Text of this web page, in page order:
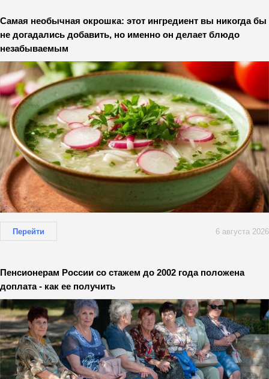
Самая необычная окрошка: этот ингредиент вы никогда бы
не догадались добавить, но именно он делает блюдо
незабываемым
Перейти 6 августа 2026
Пенсионерам России со стажем до 2002 года положена
доплата - как ее получить